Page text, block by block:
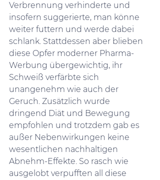
Verbrennung verhinderte und
insofern suggerierte, man könne
weiter futtern und werde dabei
schlank. Stattdessen aber blieben
diese Opfer moderner Pharma-
Werbung übergewichtig, ihr
Schweiß verfärbte sich
unangenehm wie auch der
Geruch. Zusätzlich wurde
dringend Diät und Bewegung
empfohlen und trotzdem gab es
außer Nebenwirkungen keine
wesentlichen nachhaltigen
Abnehm-Effekte. So rasch wie
ausgelobt verpufften all diese